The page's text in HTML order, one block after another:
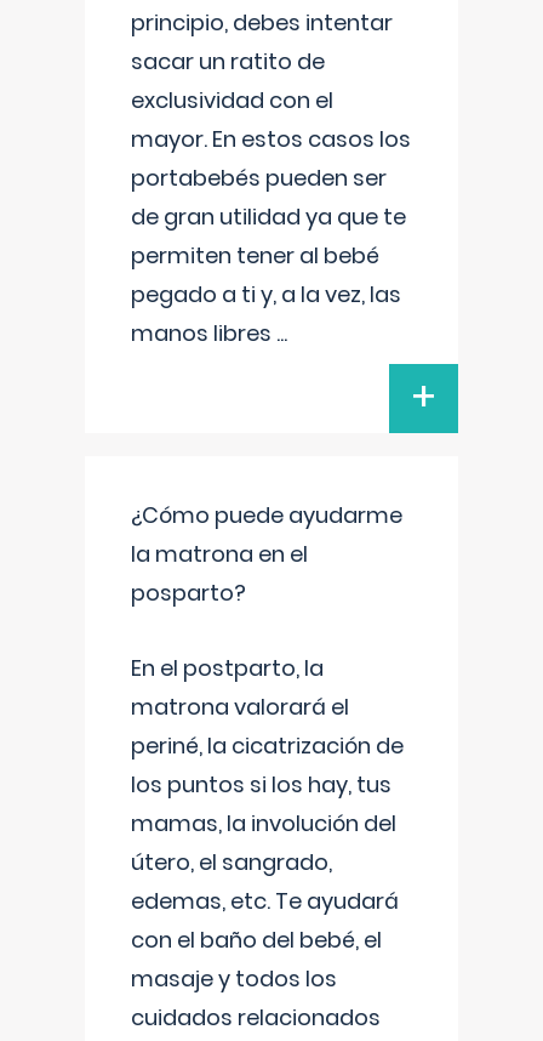
principio, debes intentar
sacar un ratito de
exclusividad con el
mayor. En estos casos los
portabebés pueden ser
de gran utilidad ya que te
permiten tener al bebé
pegado a ti y, a la vez, las
manos libres ...
+
¿Cómo puede ayudarme
la matrona en el
posparto?
En el postparto, la
matrona valorará el
periné, la cicatrización de
los puntos si los hay, tus
mamas, la involución del
útero, el sangrado,
edemas, etc. Te ayudará
con el baño del bebé, el
masaje y todos los
cuidados relacionados